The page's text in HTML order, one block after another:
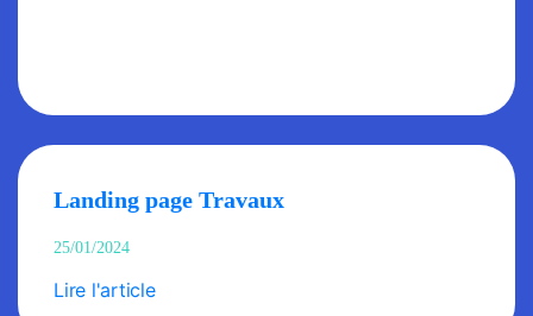
Landing page Travaux
25/01/2024
Lire l'article